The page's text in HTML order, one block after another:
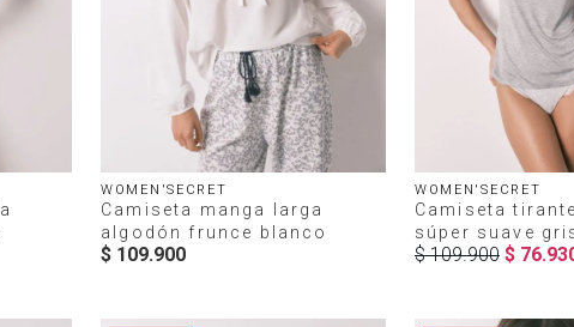
WOMEN'SECRET
Camiseta manga larga
algodón frunce blanco
$ 109.900
WOMEN'SECRET
Camiseta
súper suave
$ 109.900 $ 76.